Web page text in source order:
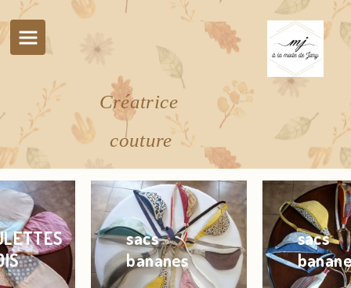
Créatrice
couture
sacs
bananes
sacs
bananes
Panneau de gestion des cookies